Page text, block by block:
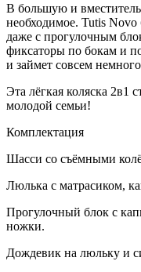
В большую и
необходимое. Tutis Novo
даже с прогулочным
фиксаторы по бокам и
и займет совсем
Эта лёгкая коляска 2в1
молодой семьи!
Комплектация
Шасси со съёмными
Люлька с матрасиком,
Прогулочный блок с
ножки.
Дождевик на люльку и